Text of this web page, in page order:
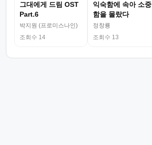
그대에게 드림 OST
Part.6
박지원 (프로미스나인)
조회수 14
익숙함에 속아 소중
함을 몰랐다
정창룡
조회수 13